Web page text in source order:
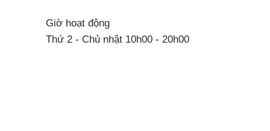
Giờ hoạt động
Thứ 2 - Chủ nhật 10h00 - 20h00